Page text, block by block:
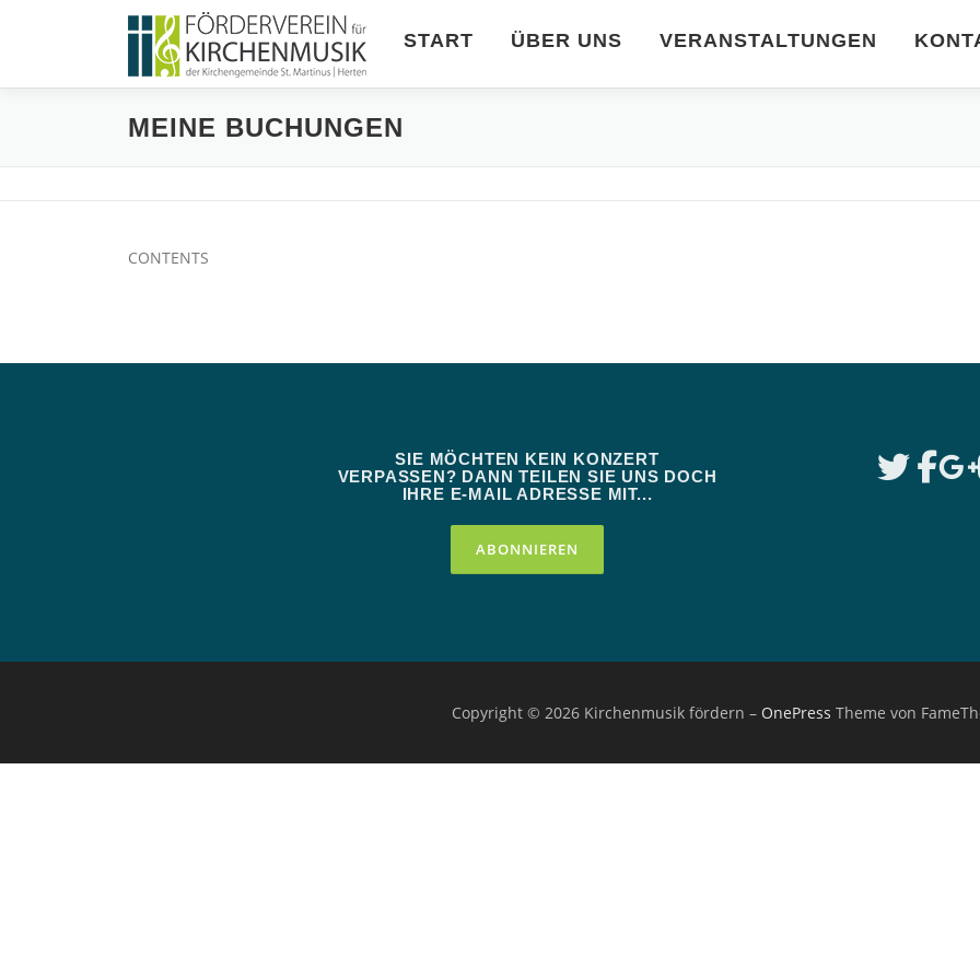
START ÜBER UNS VERANSTALTUNGEN
MEINE BUCHUNGEN
CONTENTS
SIE MÖCHTEN KEIN KONZERT
VERPASSEN? DANN TEILEN SIE UNS DOCH
IHRE E-MAIL ADRESSE MIT...
Copyright © 2026 Kirchenmusik fördern – OnePress Theme von